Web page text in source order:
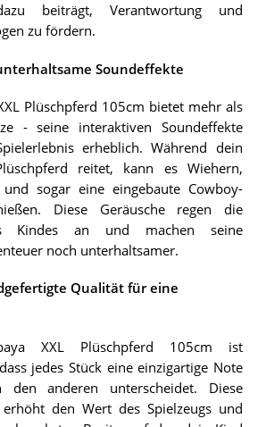
beiträgt, Verantwortung und
zu fördern.
Soundeffekte
Plüschpferd 105cm bietet mehr als
- seine interaktiven Soundeffekte
erheblich. Während dein
reitet, kann es Wiehern,
und sogar eine eingebaute Cowboy-
Diese Geräusche regen die
Kindes an und machen seine
noch unterhaltsamer.
Qualität für eine
XXL Plüschpferd 105cm ist
jedes Stück eine einzigartige Note
anderen unterscheidet. Diese
den Wert des Spielzeugs und